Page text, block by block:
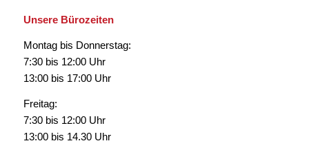
Unsere Bürozeiten
Montag bis Donnerstag:
7:30 bis 12:00 Uhr
13:00 bis 17:00 Uhr
Freitag:
7:30 bis 12:00 Uhr
13:00 bis 14.30 Uhr